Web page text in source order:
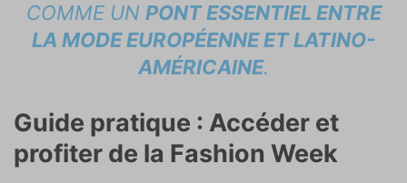
COMME UN PONT ESSENTIEL ENTRE
LA MODE EUROPÉENNE ET LATINO-
AMÉRICAINE.
Guide pratique : Accéder et
profiter de la Fashion Week